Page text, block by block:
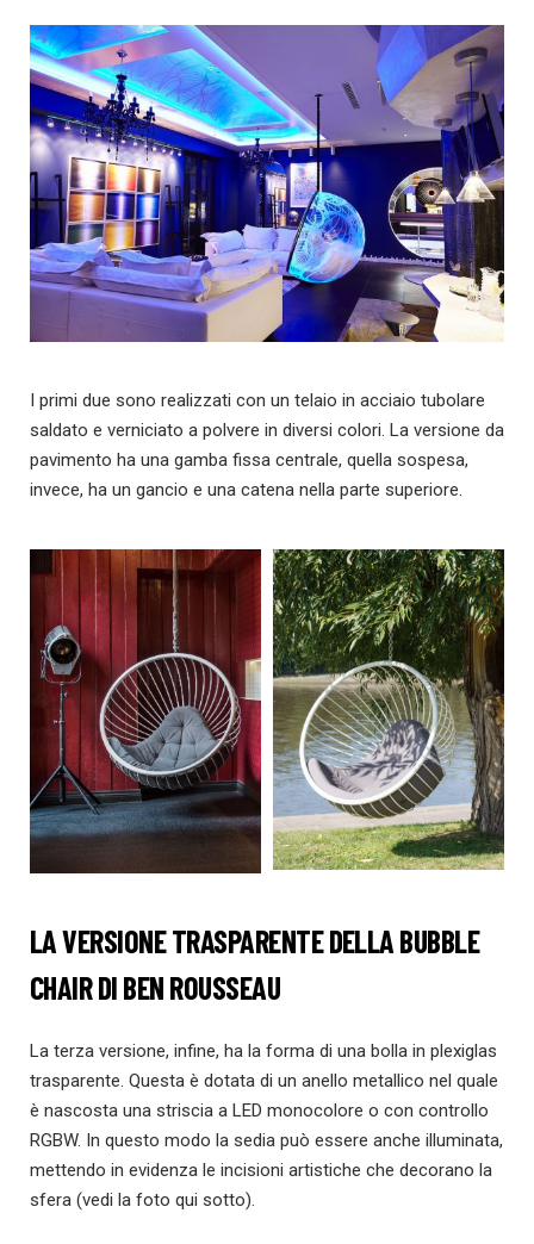
I primi due sono realizzati con un telaio in acciaio tubolare
saldato e verniciato a polvere in diversi colori. La versione da
pavimento ha una gamba fissa centrale, quella sospesa,
invece, ha un gancio e una catena nella parte superiore.
LA VERSIONE TRASPARENTE DELLA BUBBLE
CHAIR DI BEN ROUSSEAU
La terza versione, infine, ha la forma di una bolla in plexiglas
trasparente. Questa è dotata di un anello metallico nel quale
è nascosta una striscia a LED monocolore o con controllo
RGBW. In questo modo la sedia può essere anche illuminata,
mettendo in evidenza le incisioni artistiche che decorano la
sfera (vedi la foto qui sotto).